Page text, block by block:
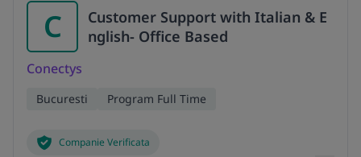
C
Customer Support with Italian & E
nglish- Office Based
Conectys
Bucuresti Program Full Time
Companie Verificata